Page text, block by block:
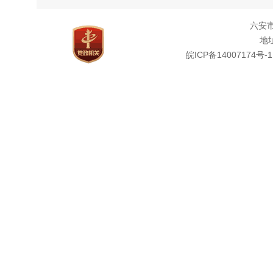
本镇
九、
本镇
六安
地
皖ICP备14007174号-1